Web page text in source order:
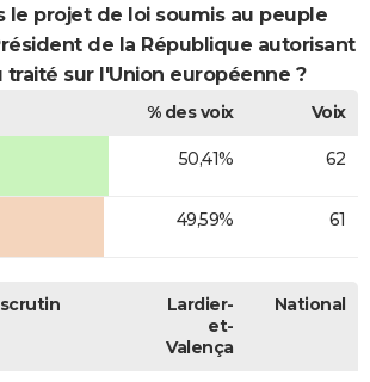
le projet de loi soumis au peuple
de la République autorisant
traité sur l'Union européenne ?
% des voix
Voix
50,41% 62
49,59% 61
Lardier-
et-
Valença
National